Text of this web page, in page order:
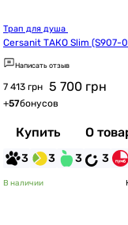
Cersanit ТАКО Slim (S907-
Написать отзыв
7 413 грн 5 700 грн
+57бонусов
Купить О
3 3 3 3
В наличии